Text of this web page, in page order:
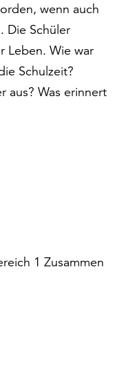
wenn auch
Die Schüler
Leben. Wie war
Schulzeit?
aus? Was erinnert
1 Zusammen